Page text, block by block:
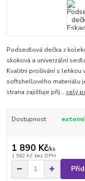
Podsedlová dečka z
skoková a univerzální
Kvalitni prošívání s lehkou
softshellového materiálu
strana zajišťuje příj... celý
Dostupnost externí
1 890 Kč/ks
1 562 Kč bez DPH